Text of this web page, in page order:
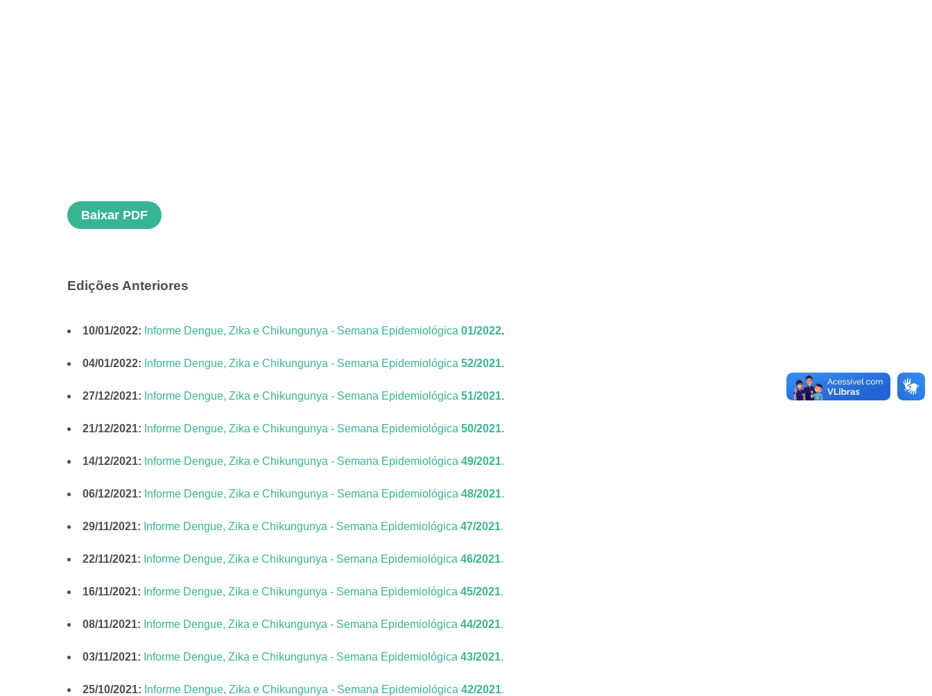
Baixar PDF
Edições Anteriores
10/01/2022: Informe Dengue, Zika e Chikungunya - Semana Epidemiológica 01/2022.
04/01/2022: Informe Dengue, Zika e Chikungunya - Semana Epidemiológica 52/2021.
27/12/2021: Informe Dengue, Zika e Chikungunya - Semana Epidemiológica 51/2021.
21/12/2021: Informe Dengue, Zika e Chikungunya - Semana Epidemiológica 50/2021.
14/12/2021: Informe Dengue, Zika e Chikungunya - Semana Epidemiológica 49/2021.
06/12/2021: Informe Dengue, Zika e Chikungunya - Semana Epidemiológica 48/2021.
29/11/2021: Informe Dengue, Zika e Chikungunya - Semana Epidemiológica 47/2021.
22/11/2021: Informe Dengue, Zika e Chikungunya - Semana Epidemiológica 46/2021.
16/11/2021: Informe Dengue, Zika e Chikungunya - Semana Epidemiológica 45/2021.
08/11/2021: Informe Dengue, Zika e Chikungunya - Semana Epidemiológica 44/2021.
03/11/2021: Informe Dengue, Zika e Chikungunya - Semana Epidemiológica 43/2021.
25/10/2021: Informe Dengue, Zika e Chikungunya - Semana Epidemiológica 42/2021.